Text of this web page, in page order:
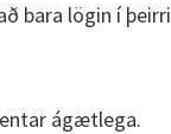
bara lögin í þeirri
ágætlega.